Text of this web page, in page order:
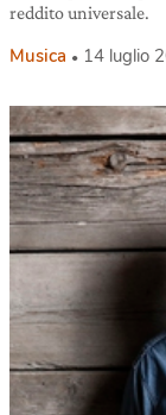
reddito universale.
Musica 14 luglio